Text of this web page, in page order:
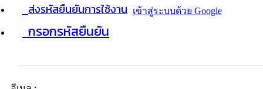
ส่งรหัสยืนยันการใช้งาน
กรอกรหัสยืนยัน
เข้าสู่ระบบด้วย Google